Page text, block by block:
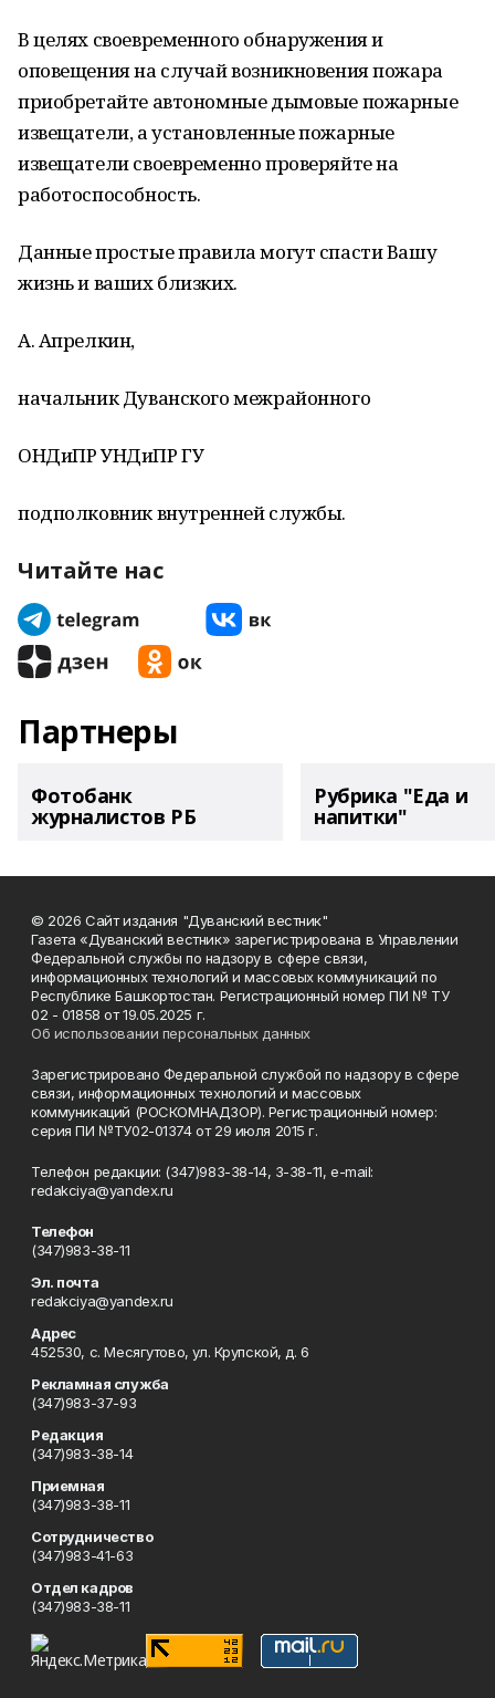
В целях своевременного обнаружения и
оповещения на случай возникновения пожара
приобретайте автономные дымовые пожарные
извещатели, а установленные пожарные
извещатели своевременно проверяйте на
работоспособность.
Данные простые правила могут спасти Вашу
жизнь и ваших близких.
А. Апрелкин,
начальник Дуванского межрайонного
ОНДиПР УНДиПР ГУ
подполковник внутренней службы.
Читайте нас
Партнеры
Фотобанк
журналистов РБ
Рубрика "Еда и
напитки"
© 2026 Сайт издания "Дуванский вестник"
Газета «Дуванский вестник» зарегистрирована в Управлении
Федеральной службы по надзору в сфере связи,
информационных технологий и массовых коммуникаций по
Республике Башкортостан. Регистрационный номер ПИ № ТУ
02 - 01858 от 19.05.2025 г.
Об использовании персональных данных
Зарегистрировано Федеральной службой по надзору в сфере
связи, информационных технологий и массовых
коммуникаций (РОСКОМНАДЗОР). Регистрационный номер:
серия ПИ №ТУ02-01374 от 29 июля 2015 г.
Телефон редакции: (347)983-38-14, 3-38-11, e-mail:
redakciya@yandex.ru
Телефон
(347)983-38-11
Эл. почта
redakciya@yandex.ru
Адрес
452530, с. Месягутово, ул. Крупской, д. 6
Рекламная служба
(347)983-37-93
Редакция
(347)983-38-14
Приемная
(347)983-38-11
Сотрудничество
(347)983-41-63
Отдел кадров
(347)983-38-11